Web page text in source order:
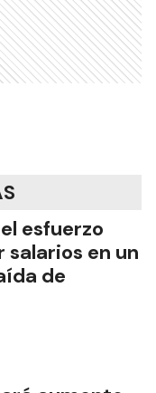
esfuerzo
en un
de